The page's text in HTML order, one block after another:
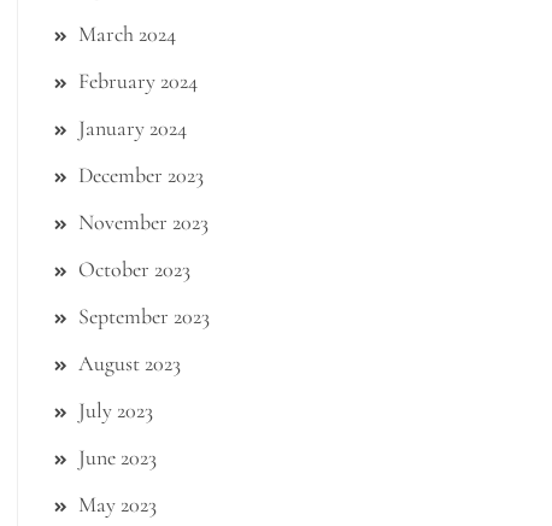
March 2024
February 2024
January 2024
December 2023
November 2023
October 2023
September 2023
August 2023
July 2023
June 2023
May 2023